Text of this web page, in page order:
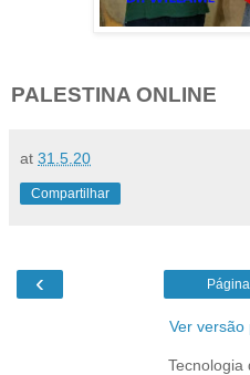
PALESTINA ONLINE
at 31.5.20
Compartilhar
‹
Ver versão
Tecnologia